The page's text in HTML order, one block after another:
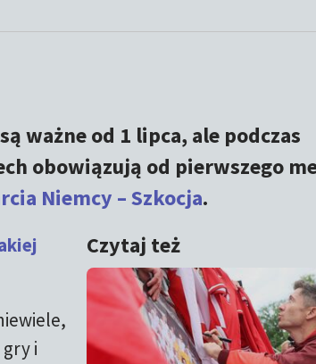
ważne od 1 lipca, ale podczas
obowiązują od pierwszego
Niemcy – Szkocja.
Czytaj też
i